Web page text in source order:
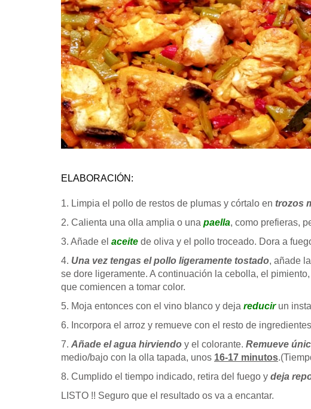
ELABORACIÓN:
1. Limpia el pollo de restos de plumas y córtalo en trozos
2. Calienta una olla amplia o una paella, como prefieras,
3. Añade el aceite de oliva y el pollo troceado. Dora a
4. Una vez tengas el pollo ligeramente tostado, añade
se dore ligeramente. A continuación la cebolla, el
que comiencen a tomar color.
5. Moja entonces con el vino blanco y deja reducirun
6. Incorpora el arroz y remueve con el resto de
7. Añade el agua hirviendo y el colorante. Remueve
medio/bajo con la olla tapada, unos 16-17 minutos
8. Cumplido el tiempo indicado, retira del fuego y deja
LISTO !! Seguro que el resultado os va a encantar.